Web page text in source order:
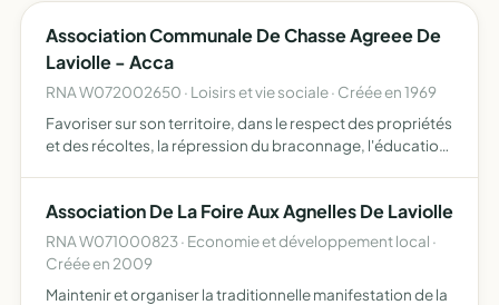
Association Communale De Chasse Agreee De
Laviolle - Acca
RNA W072002650 · Loisirs et vie sociale · Créée en 1969
Favoriser sur son territoire, dans le respect des propriétés
et des récoltes, la répression du braconnage, l'éducation
Association De La Foire Aux Agnelles De Laviolle
RNA W071000823 · Economie et développement local ·
Créée en 2009
Maintenir et organiser la traditionnelle manifestation de la